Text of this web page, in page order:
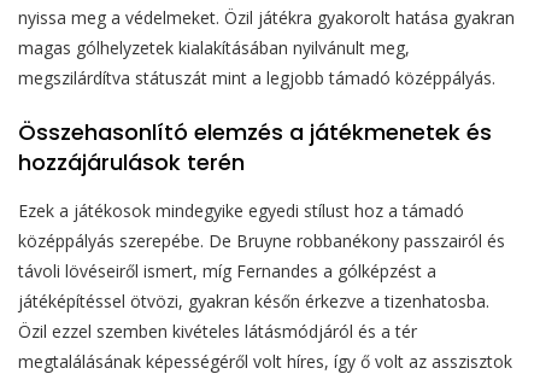
nyissa meg a védelmeket. Özil játékra gyakorolt hatása gyakran
magas gólhelyzetek kialakításában nyilvánult meg,
megszilárdítva státuszát mint a legjobb támadó középpályás.
Összehasonlító elemzés a játékmenetek és
hozzájárulások terén
Ezek a játékosok mindegyike egyedi stílust hoz a támadó
középpályás szerepébe. De Bruyne robbanékony passzairól és
távoli lövéseiről ismert, míg Fernandes a gólképzést a
játéképítéssel ötvözi, gyakran későn érkezve a tizenhatosba.
Özil ezzel szemben kivételes látásmódjáról és a tér
megtalálásának képességéről volt híres, így ő volt az asszisztok